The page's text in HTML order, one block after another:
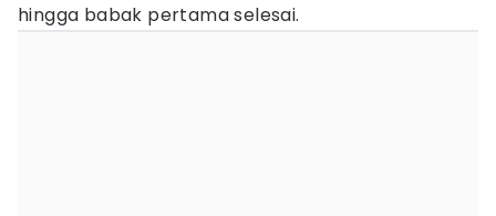
hingga babak pertama selesai.